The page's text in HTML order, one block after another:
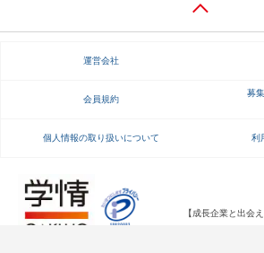
運営会社
会員規約
募
個人情報の取り扱いについて 利
【成長企業と出会